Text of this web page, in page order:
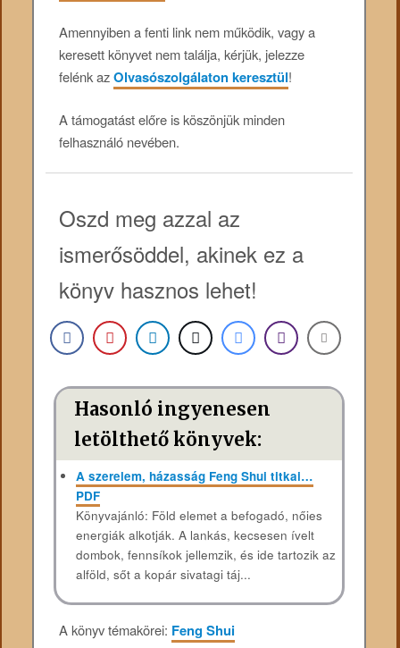
Amennyiben a fenti link nem működik, vagy a
keresett könyvet nem találja, kérjük, jelezze
felénk azOlvasószolgálaton keresztül!
A támogatást előre is köszönjük minden
felhasználó nevében.
Oszd meg azzal az
ismerősöddel, akinek ez a
könyv hasznos lehet!
Hasonló ingyenesen
letölthető könyvek:
A szerelem, házasság Feng Shui titkai…
PDF
Könyvajánló: Föld elemet a befogadó, nőies
energiák alkotják. A lankás, kecsesen ívelt
dombok, fennsíkok jellemzik, és ide tartozik az
alföld, sőt a kopár sivatagi táj...
A könyv témakörei: Feng Shui